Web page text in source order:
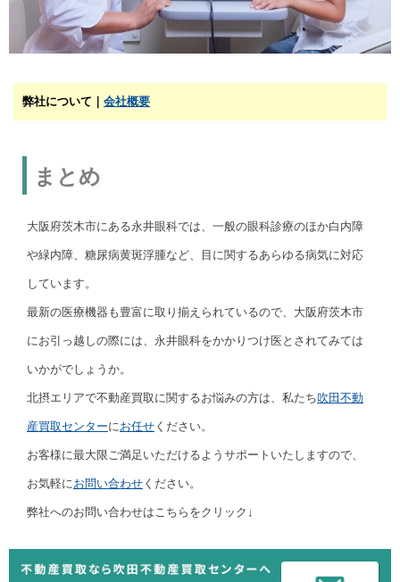
弊社について｜ 会社概要
まとめ
大阪府茨木市にある永井眼科では、一般の眼科診療のほか白内障
や緑内障、糖尿病黄斑浮腫など、目に関するあらゆる病気に対応
しています。
最新の医療機器も豊富に取り揃えられているので、大阪府茨木市
にお引っ越しの際には、永井眼科をかかりつけ医とされてみては
いかがでしょうか。
北摂エリアで不動産買取に関するお悩みの方は、私たち吹田不動
産買取センターにお任せ ください。
お客様に最大限ご満足いただけるようサポートいたしますので、
お気軽にお問い合わせ ください。
弊社へのお問い合わせはこちらをクリック↓